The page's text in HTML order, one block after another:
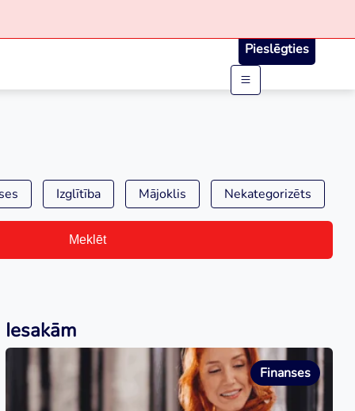
Pieslēgties
Izglītība Mājoklis Nekategorizēts
Meklēt
Iesakām
Finanses